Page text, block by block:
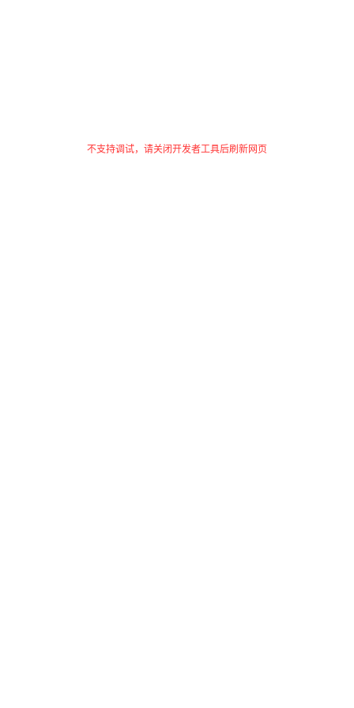
不支持调试，请关闭开发者工具后刷新网页